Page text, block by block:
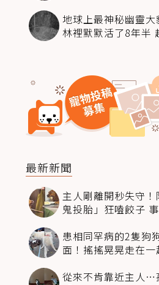
地球上最神秘幽靈大
林裡默默活了8年半
最新新聞
主人剛離開秒失守！
鬼投胎」狂嗑餃子
患相同罕病的2隻狗
面！搖搖晃晃走在一
從來不肯靠近主人…